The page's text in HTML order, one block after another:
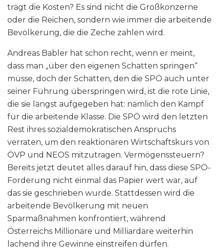
trägt die Kosten? Es sind nicht die Großkonzerne
oder die Reichen, sondern wie immer die arbeitende
Bevölkerung, die die Zeche zahlen wird.
Andreas Babler hat schon recht, wenn er meint,
dass man „über den eigenen Schatten springen“
müsse, doch der Schatten, den die SPÖ auch unter
seiner Führung überspringen wird, ist die rote Linie,
die sie längst aufgegeben hat: nämlich den Kampf
für die arbeitende Klasse. Die SPÖ wird den letzten
Rest ihres sozialdemokratischen Anspruchs
verraten, um den reaktionären Wirtschaftskurs von
ÖVP und NEOS mitzutragen. Vermögenssteuern?
Bereits jetzt deutet alles darauf hin, dass diese SPÖ-
Forderung nicht einmal das Papier wert war, auf
das sie geschrieben wurde. Stattdessen wird die
arbeitende Bevölkerung mit neuen
Sparmaßnahmen konfrontiert, während
Österreichs Millionäre und Milliardäre weiterhin
lachend ihre Gewinne einstreifen dürfen.